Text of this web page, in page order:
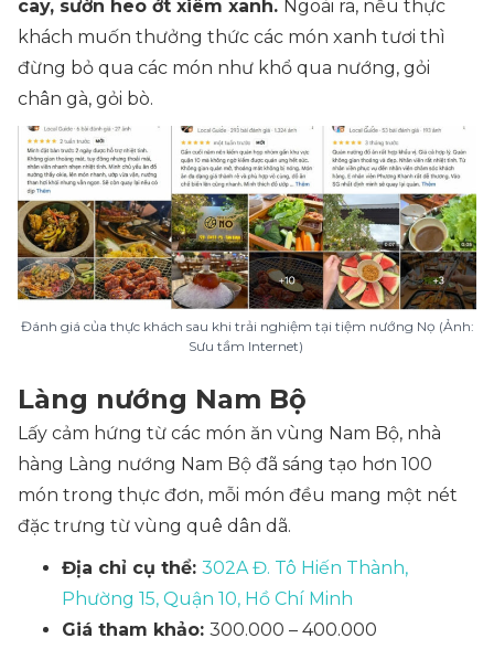
cay, sườn heo ớt xiêm xanh. Ngoài ra, nếu thực
khách muốn thưởng thức các món xanh tươi thì
đừng bỏ qua các món như khổ qua nướng, gỏi
chân gà, gỏi bò.
Đánh giá của thực khách sau khi trải nghiệm tại tiệm nướng Nọ (Ảnh:
Sưu tầm Internet)
Làng nướng Nam Bộ
Lấy cảm hứng từ các món ăn vùng Nam Bộ, nhà
hàng Làng nướng Nam Bộ đã sáng tạo hơn 100
món trong thực đơn, mỗi món đều mang một nét
đặc trưng từ vùng quê dân dã.
Địa chỉ cụ thể: 302A Đ. Tô Hiến Thành,
Phường 15, Quận 10, Hồ Chí Minh
Giá tham khảo: 300.000 – 400.000